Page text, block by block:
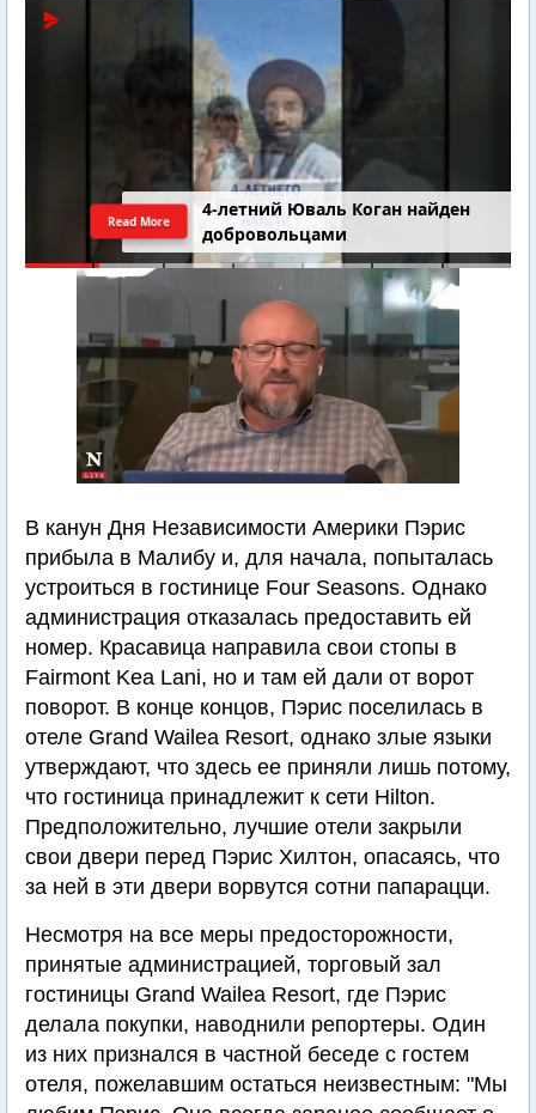
4-летний Юваль Коган найден
добровольцами
Read More
В канун Дня Независимости Америки Пэрис
прибыла в Малибу и, для начала, попыталась
устроиться в гостинице Four Seasons. Однако
администрация отказалась предоставить ей
номер. Красавица направила свои стопы в
Fairmont Kea Lani, но и там ей дали от ворот
поворот. В конце концов, Пэрис поселилась в
отеле Grand Wailea Resort, однако злые языки
утверждают, что здесь ее приняли лишь потому,
что гостиница принадлежит к сети Hilton.
Предположительно, лучшие отели закрыли
свои двери перед Пэрис Хилтон, опасаясь, что
за ней в эти двери ворвутся сотни папарацци.
Несмотря на все меры предосторожности,
принятые администрацией, торговый зал
гостиницы Grand Wailea Resort, где Пэрис
делала покупки, наводнили репортеры. Один
из них признался в частной беседе с гостем
отеля, пожелавшим остаться неизвестным: "Мы